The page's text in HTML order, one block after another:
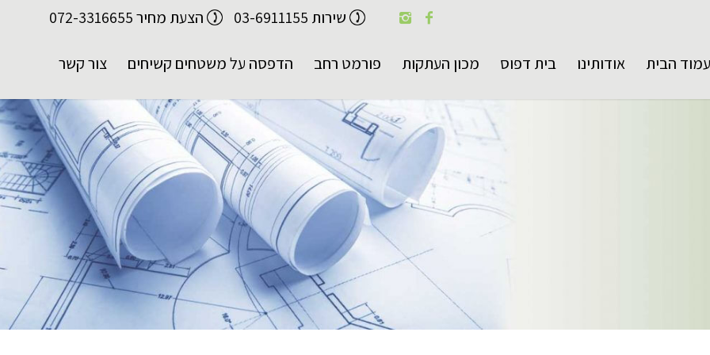
שירות 03-6911155 הצעת מחיר 072-3316655
עמוד הבית אודותינו בית דפוס מכון העתקות פורמט רחב הדפסה על משטחים קשיחים צור קשר